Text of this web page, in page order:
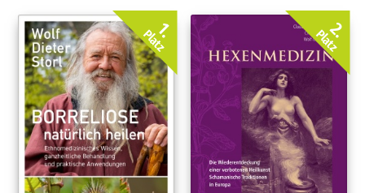
1.
Platz 2.
Platz